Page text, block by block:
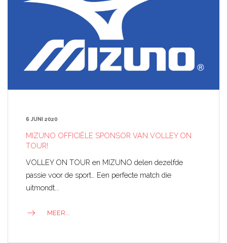
6 JUNI 2020
MIZUNO OFFICIËLE SPONSOR VAN VOLLEY ON
TOUR!
VOLLEY ON TOUR en MIZUNO delen dezelfde
passie voor de sport… Een perfecte match die
uitmondt...
MEER...